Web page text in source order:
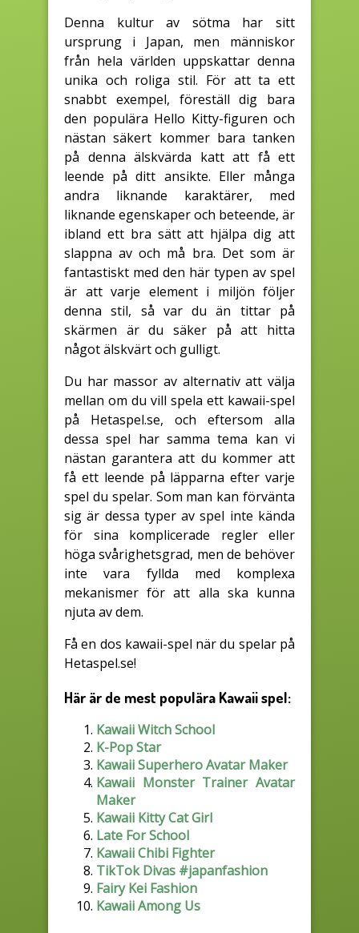
Denna kultur av sötma har sitt
ursprung i Japan, men människor
från hela världen uppskattar denna
unika och roliga stil. För att ta ett
snabbt exempel, föreställ dig bara
den populära Hello Kitty-figuren och
nästan säkert kommer bara tanken
på denna älskvärda katt att få ett
leende på ditt ansikte. Eller många
andra liknande karaktärer, med
liknande egenskaper och beteende, är
ibland ett bra sätt att hjälpa dig att
slappna av och må bra. Det som är
fantastiskt med den här typen av spel
är att varje element i miljön följer
denna stil, så var du än tittar på
skärmen är du säker på att hitta
något älskvärt och gulligt.
Du har massor av alternativ att välja
mellan om du vill spela ett kawaii-spel
på Hetaspel.se, och eftersom alla
dessa spel har samma tema kan vi
nästan garantera att du kommer att
få ett leende på läpparna efter varje
spel du spelar. Som man kan förvänta
sig är dessa typer av spel inte kända
för sina komplicerade regler eller
höga svårighetsgrad, men de behöver
inte vara fyllda med komplexa
mekanismer för att alla ska kunna
njuta av dem.
Få en dos kawaii-spel när du spelar på
Hetaspel.se!
Här är de mest populära Kawaii spel:
Kawaii Witch School
K-Pop Star
Kawaii Superhero Avatar Maker
Kawaii Monster Trainer Avatar
Maker
Kawaii Kitty Cat Girl
Late For School
Kawaii Chibi Fighter
TikTok Divas #japanfashion
Fairy Kei Fashion
Kawaii Among Us